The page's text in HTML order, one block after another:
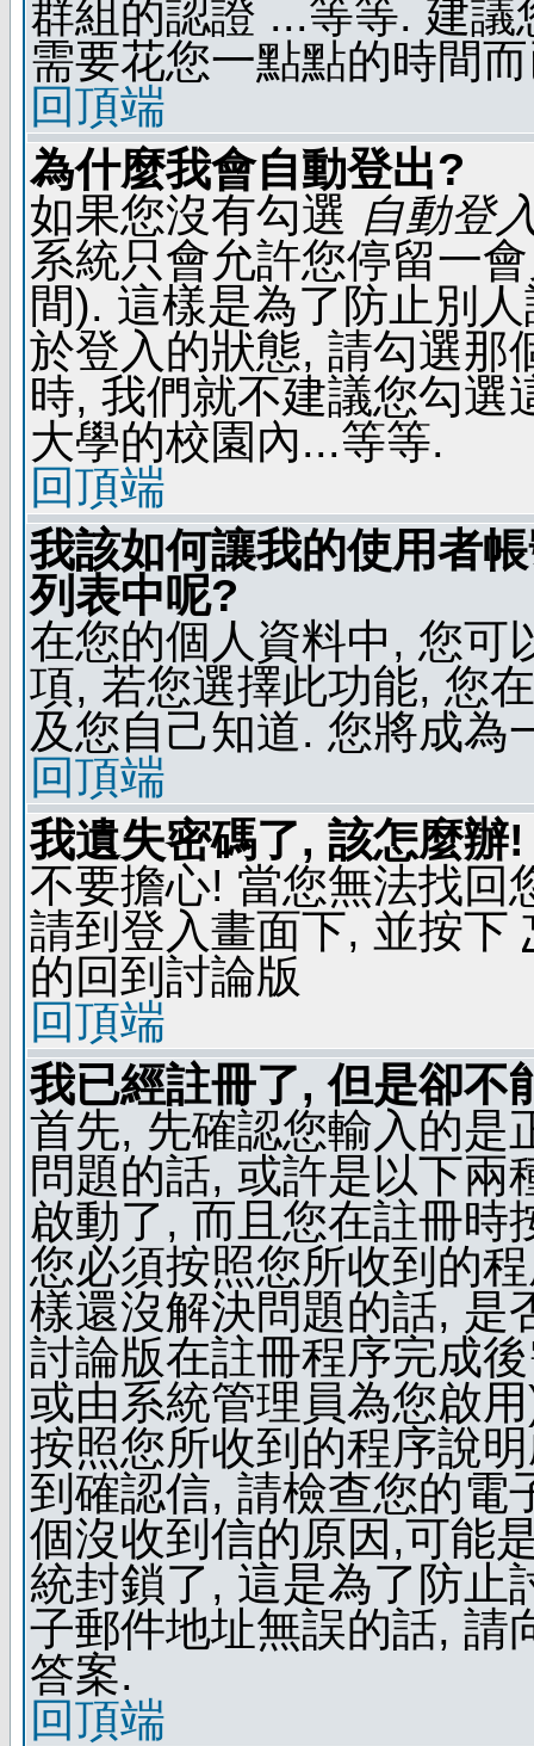
群組的認證 ...等等. 建
需要花您一點點的時間
回頂端
為什麼我會自動登出?
如果您沒有勾選 自動登
系統只會允許您停留一
間). 這樣是為了防止別
於登入的狀態, 請勾選那
時, 我們就不建議您勾選
大學的校園內...等等.
回頂端
我該如何讓我的使用者
列表中呢?
在您的個人資料中, 您可
項, 若您選擇此功能, 您
及您自己知道. 您將成為
回頂端
我遺失密碼了, 該怎麼辦!
不要擔心! 當您無法找回
請到登入畫面下, 並按下
的回到討論版
回頂端
我已經註冊了, 但是卻不
首先, 先確認您輸入的是
問題的話, 或許是以下兩
啟動了, 而且您在註冊時
您必須按照您所收到的
樣還沒解決問題的話, 是
討論版在註冊程序完成
或由系統管理員為您啟
按照您所收到的程序說
到確認信, 請檢查您的電
個沒收到信的原因,可能
統封鎖了, 這是為了防止
子郵件地址無誤的話, 請
答案.
回頂端